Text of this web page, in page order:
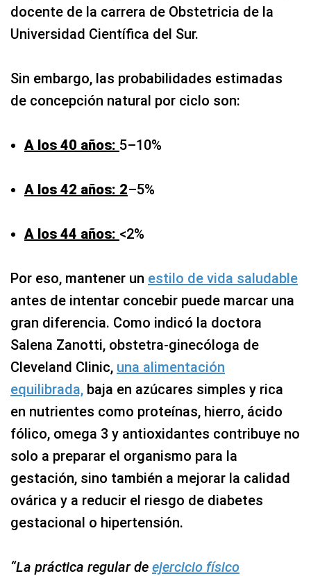
docente de la carrera de Obstetricia de la
Universidad Científica del Sur.
Sin embargo, las probabilidades estimadas
de concepción natural por ciclo son:
A los 40 años: 5–10%
A los 42 años: 2–5%
A los 44 años: <2%
Por eso, mantener un estilo de vida saludable
antes de intentar concebir puede marcar una
gran diferencia. Como indicó la doctora
Salena Zanotti, obstetra-ginecóloga de
Cleveland Clinic, una alimentación
equilibrada, baja en azúcares simples y rica
en nutrientes como proteínas, hierro, ácido
fólico, omega 3 y antioxidantes contribuye no
solo a preparar el organismo para la
gestación, sino también a mejorar la calidad
ovárica y a reducir el riesgo de diabetes
gestacional o hipertensión.
“La práctica regular de ejercicio físico